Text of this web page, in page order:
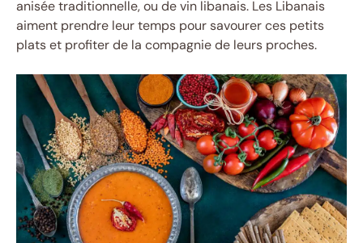
anisée traditionnelle, ou de vin libanais. Les Libanais
aiment prendre leur temps pour savourer ces petits
plats et profiter de la compagnie de leurs proches.